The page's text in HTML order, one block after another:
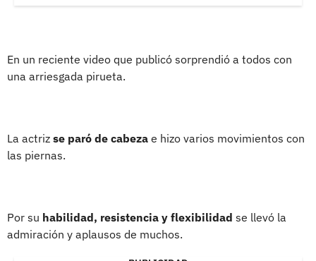
En un reciente video que publicó sorprendió a todos con
una arriesgada pirueta.
La actriz se paró de cabeza e hizo varios movimientos con
las piernas.
Por su habilidad, resistencia y flexibilidad se llevó la
admiración y aplausos de muchos.